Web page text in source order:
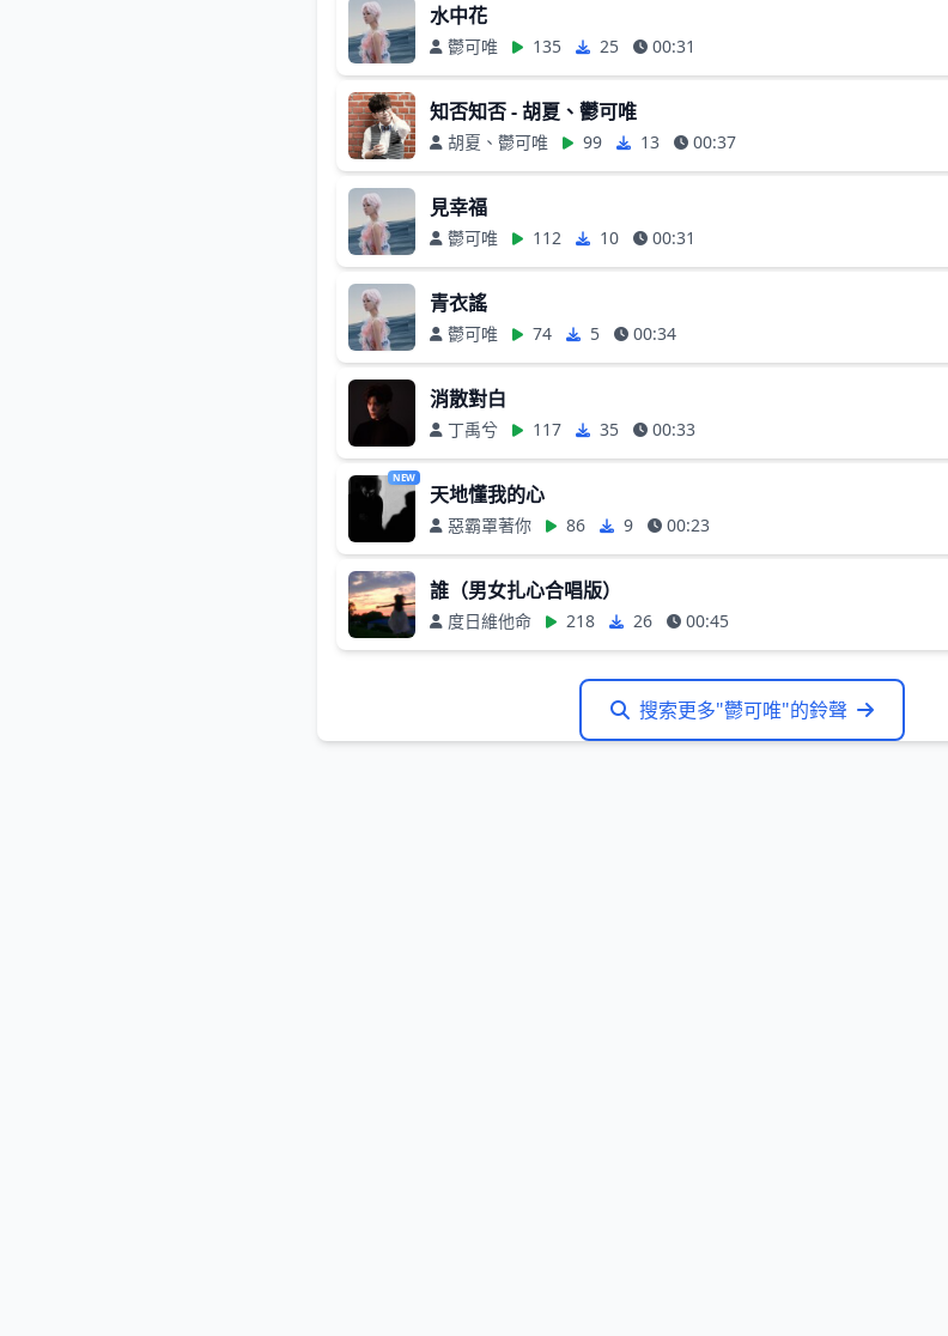
水中花
鬱可唯 135 25 00:31
知否知否 - 胡夏、鬱可唯
胡夏、鬱可唯 99 13 00:37
見幸福
鬱可唯 112 10 00:31
青衣謠
鬱可唯 74 5 00:34
消散對白
丁禹兮 117 35 00:33
NEW
天地懂我的心
惡霸罩著你 86 9 00:23
誰（男女扎心合唱版）
度日維他命 218 26 00:45
搜索更多"鬱可唯"的鈴聲